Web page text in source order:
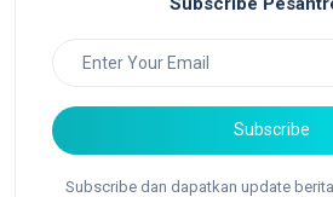
Subscribe
Subscribe dan dapatkan update